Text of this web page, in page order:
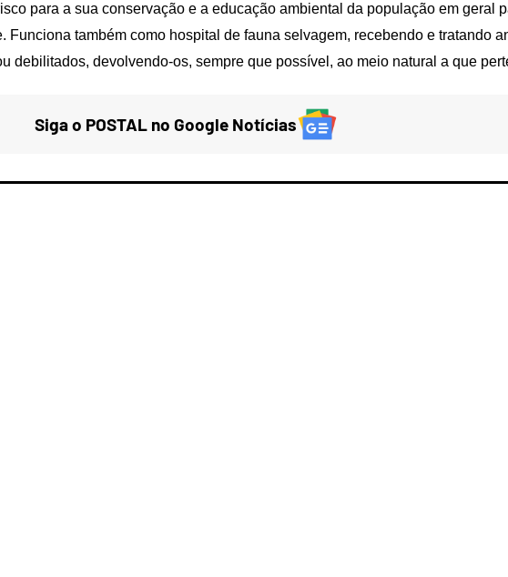
para a sua conservação e a educação ambiental da população em geral
Funciona também como hospital de fauna selvagem, recebendo e tratando
debilitados, devolvendo-os, sempre que possível, ao meio natural a que
Siga o POSTAL no Google Notícias